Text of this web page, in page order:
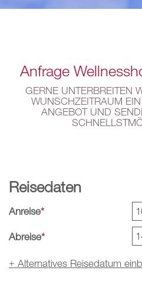
Anfrage
GERNE UNTERBREITEN
WUNSCHZEITRAUM
ANGEBOT UND
Reisedaten
Anreise*
Abreise*
+ Alternatives Reisedatum